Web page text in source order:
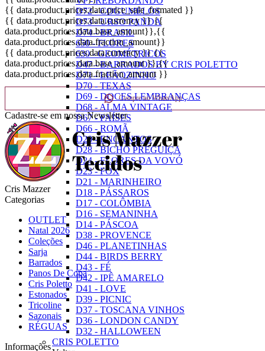
D72 - COGUMELOS
D73 - URSO PANDA
D74 - BRASIL
650 - FLORES
630 - GEOMÉTRICOS
D47 - BARRADOS BY CRIS POLETTO
D71 - LEÃOZINHO
D70 - TEXAS
D69 - DOCES LEMBRANÇAS
D68 - ALMA VINTAGE
D67 - PAÍSES
D66 - ROMÃ
D20 - ENCANTOS
D28 - BICHO PREGUIÇA
D24 - FLORES DA VOVÓ
D23 - FOX
D21 - MARINHEIRO
D18 - PÁSSAROS
D17 - COLÔMBIA
D16 - SEMANINHA
D14 - PÁSCOA
D38 - PROVENCE
D46 - PLANETINHAS
D44 - BIRDS BERRY
D43 - FÉ
D42 - IPÊ AMARELO
D41 - LOVE
D39 - PICNIC
D37 - TOSCANA VINHOS
D36 - LONDON CANDY
D32 - HALLOWEEN
CRIS POLETTO
{{ data.product.prices.data.price_sale_formated }}
{{ data.product.prices.data.currency }} {{
data.product.prices.data.base_amount}},{{
data.product.prices.data.fraction_amount}}
{{ data.product.prices.data.currency }} {{
data.product.prices.data.base_amount }},{{
data.product.prices.data.fraction_amount }}
Compre no WhatsApp
Cadastre-se em nossa Newsletter
Cris Mazzer
Categorias
OUTLET
Natal 2026
Coleções
Sarja
Barrados
Panos De Copa
Cris Poletto
Estonados
Tricoline
Sazonais
RÉGUAS
Informações